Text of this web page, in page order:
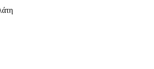
τις μετρήσεις σχετικά με
την καλύτερη εικόνα του κοινού
προϊόντων. Επίσης, κοινοποιούμε
με την από μέρους σας χρήση της
συνεργάτες μέσων κοινωνικής
και ανάλυσης.